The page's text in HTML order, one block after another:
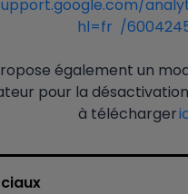
hl=fr /
également un
pour la
à télécharger